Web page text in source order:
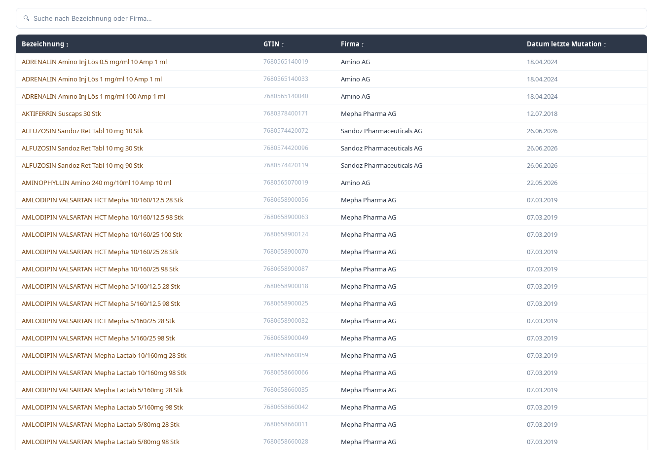
Bezeichnung ↕ GTIN ↕ Firma ↕
Datum letzte Mutation ↕
ADRENALIN Amino Inj Lös 0.5 mg/ml 10 Amp 1 ml
7680565140019 Amino AG
18.04.2024
ADRENALIN Amino Inj Lös 1 mg/ml 10 Amp 1 ml
7680565140033 Amino AG
18.04.2024
ADRENALIN Amino Inj Lös 1 mg/ml 100 Amp 1 ml
7680565140040 Amino AG
18.04.2024
AKTIFERRIN Suscaps 30 Stk
7680378400171 Mepha Pharma AG
12.07.2018
ALFUZOSIN Sandoz Ret Tabl 10 mg 10 Stk
7680574420072 Sandoz Pharmaceuticals AG
26.06.2026
ALFUZOSIN Sandoz Ret Tabl 10 mg 30 Stk
7680574420096 Sandoz Pharmaceuticals AG
26.06.2026
ALFUZOSIN Sandoz Ret Tabl 10 mg 90 Stk
7680574420119 Sandoz Pharmaceuticals AG
26.06.2026
AMINOPHYLLIN Amino 240 mg/10ml 10 Amp 10 ml
7680565070019 Amino AG
22.05.2026
AMLODIPIN VALSARTAN HCT Mepha 10/160/12.5 28 Stk
7680658900056 Mepha Pharma AG
07.03.2019
AMLODIPIN VALSARTAN HCT Mepha 10/160/12.5 98 Stk
7680658900063 Mepha Pharma AG
07.03.2019
AMLODIPIN VALSARTAN HCT Mepha 10/160/25 100 Stk
7680658900124 Mepha Pharma AG
07.03.2019
AMLODIPIN VALSARTAN HCT Mepha 10/160/25 28 Stk
7680658900070 Mepha Pharma AG
07.03.2019
AMLODIPIN VALSARTAN HCT Mepha 10/160/25 98 Stk
7680658900087 Mepha Pharma AG
07.03.2019
AMLODIPIN VALSARTAN HCT Mepha 5/160/12.5 28 Stk
7680658900018 Mepha Pharma AG
07.03.2019
AMLODIPIN VALSARTAN HCT Mepha 5/160/12.5 98 Stk
7680658900025 Mepha Pharma AG
07.03.2019
AMLODIPIN VALSARTAN HCT Mepha 5/160/25 28 Stk
7680658900032 Mepha Pharma AG
07.03.2019
AMLODIPIN VALSARTAN HCT Mepha 5/160/25 98 Stk
7680658900049 Mepha Pharma AG
07.03.2019
AMLODIPIN VALSARTAN Mepha Lactab 10/160mg 28 Stk
7680658660059 Mepha Pharma AG
07.03.2019
AMLODIPIN VALSARTAN Mepha Lactab 10/160mg 98 Stk
7680658660066 Mepha Pharma AG
07.03.2019
AMLODIPIN VALSARTAN Mepha Lactab 5/160mg 28 Stk
7680658660035 Mepha Pharma AG
07.03.2019
AMLODIPIN VALSARTAN Mepha Lactab 5/160mg 98 Stk
7680658660042 Mepha Pharma AG
07.03.2019
AMLODIPIN VALSARTAN Mepha Lactab 5/80mg 28 Stk
7680658660011 Mepha Pharma AG
07.03.2019
AMLODIPIN VALSARTAN Mepha Lactab 5/80mg 98 Stk
7680658660028 Mepha Pharma AG
07.03.2019